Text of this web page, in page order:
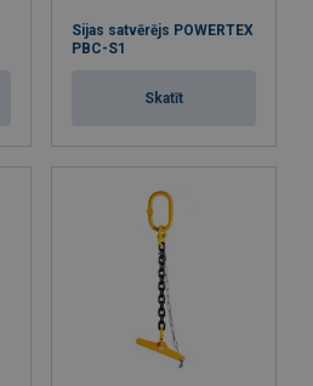
Sijas satvērējs POWERTEX
PBC-S1
Skatīt